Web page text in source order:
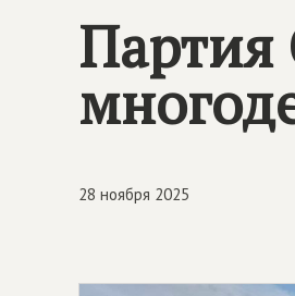
Партия
28 ноября 2025